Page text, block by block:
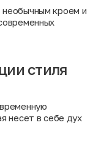
кроем и
стиля
несет в себе дух